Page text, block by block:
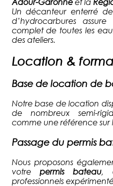
Un décanteur enterré
d’hydrocarbures
complet de toutes les
des ateliers.
Location &
Base de location de
Notre base de location
de nombreux semi-
comme une référence sur
Passage du permis
Nous proposons
votre permis bateau ,
professionnels